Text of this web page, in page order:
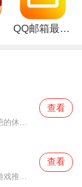
QQ邮箱最新版
奇葩战斗家无限钻石版是一款非常奇葩的休闲对战手游，游戏中一共设计了16个奇葩的角色，每一个角色都有特殊怪异的形象，并拥有生命和攻击两条基础属性以及角色的专属技能，在游戏中玩家需要熟练运用角色的技能和地形来击败对手，活到最后成功吃鸡。
查看
查看